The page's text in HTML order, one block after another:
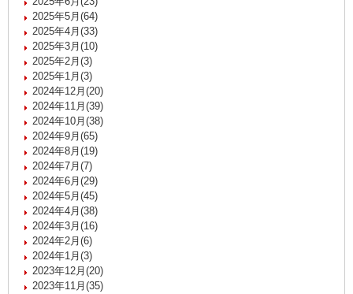
2025年5月(64)
2025年4月(33)
2025年3月(10)
2025年2月(3)
2025年1月(3)
2024年12月(20)
2024年11月(39)
2024年10月(38)
2024年9月(65)
2024年8月(19)
2024年7月(7)
2024年6月(29)
2024年5月(45)
2024年4月(38)
2024年3月(16)
2024年2月(6)
2024年1月(3)
2023年12月(20)
2023年11月(35)